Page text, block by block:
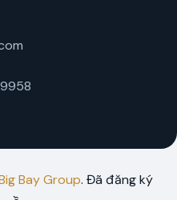
Bay Group. Đã đăng ký